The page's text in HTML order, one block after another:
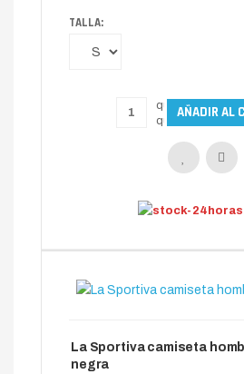
TALLA:
La Sportiva camiseta
negra